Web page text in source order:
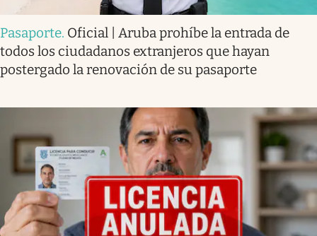
Pasaporte. Oficial | Aruba prohíbe la entrada de
todos los ciudadanos extranjeros que hayan
postergado la renovación de su pasaporte